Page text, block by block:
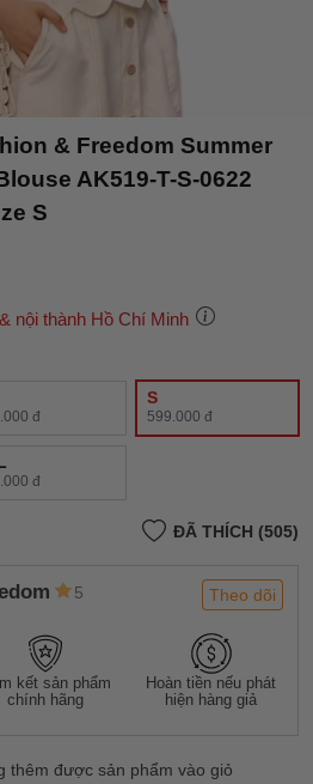
& Freedom Summer
AK519-T-S-0622
S
nội thành Hồ Chí Minh
đ
S
599.000 đ
đ
ĐÃ THÍCH (505)
5 Theo dõi
kết sản phẩm
chính hãng
Hoàn tiền nếu phát
hiện hàng giả
thêm được sản phẩm vào giỏ